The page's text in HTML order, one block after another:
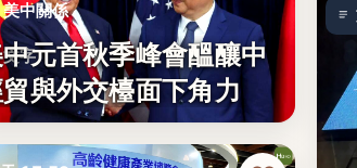
美中關係
文字元首秋季峰會醞釀中
與外交檯面下角力